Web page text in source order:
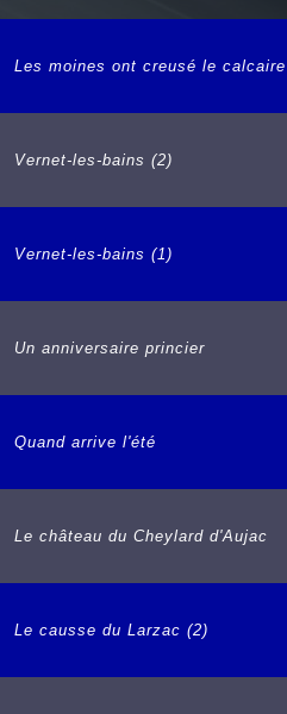
Les moines ont creusé le calcaire
Vernet-les-bains (2)
Vernet-les-bains (1)
Un anniversaire princier
Quand arrive l'été
Le château du Cheylard d'Aujac
Le causse du Larzac (2)